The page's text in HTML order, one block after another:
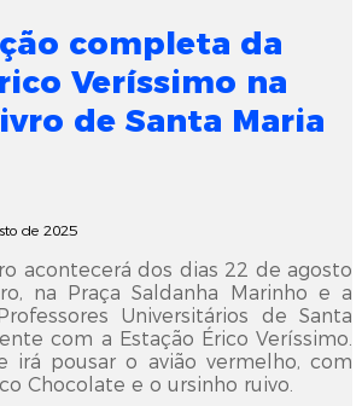
completa da
Veríssimo na
de Santa Maria
de 2025
acontecerá dos dias 22 de agosto
na Praça Saldanha Marinho e a
Universitários de Santa
com a Estação Érico Veríssimo.
irá pousar o avião vermelho, com
Chocolate e o ursinho ruivo.